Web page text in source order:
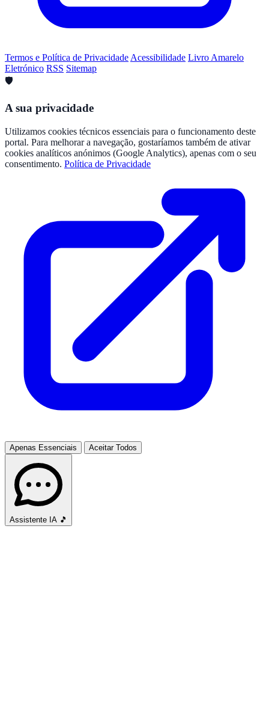
Termos e Política de Privacidade Acessibilidade Livro Amarelo
Eletrónico RSS Sitemap
🛡️
A sua privacidade
Utilizamos cookies técnicos essenciais para o funcionamento deste
portal. Para melhorar a navegação, gostaríamos também de ativar
cookies analíticos anónimos (Google Analytics), apenas com o seu
consentimento. Política de Privacidade
Apenas Essenciais Aceitar Todos
Assistente IA 🎵